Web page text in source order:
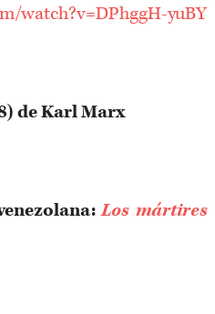
watch?v=DPhggH-yuBY
de Karl Marx
Los mártires